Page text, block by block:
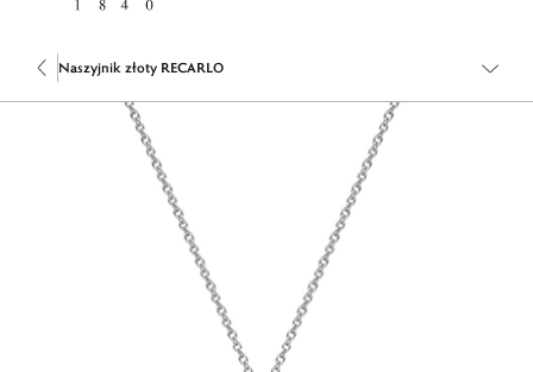
Naszyjnik złoty RECARLO